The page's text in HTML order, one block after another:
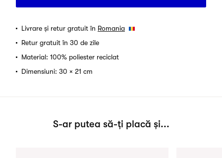
Livrare și retur gratuit în Romania
Retur gratuit în 30 de zile
Material: 100% poliester reciclat
Dimensiuni: 30 × 21 cm
S-ar putea să-ți placă și...